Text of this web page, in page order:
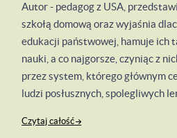
Autor - pedagog z USA,
szkołą domową oraz wyjaśnia
edukacji państwowej, hamuje ich
nauki, a co najgorsze, czyniąc z
przez system, którego głównym
ludzi posłusznych, spolegliwych
Czytaj całość